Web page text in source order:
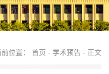
前位置： 首页 - 学术预告 - 正文